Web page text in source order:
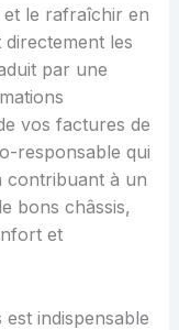
le rafraîchir en
les
par une
vos factures de
responsable qui
contribuant à un
bons châssis,
et
est indispensable